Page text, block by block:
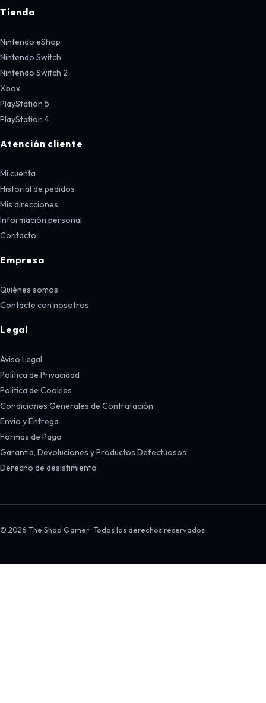
Tienda
Nintendo eShop
Nintendo Switch
Nintendo Switch 2
Xbox
PlayStation 5
PlayStation 4
Atención cliente
Mi cuenta
Historial de pedidos
Mis direcciones
Información personal
Contacto
Empresa
Quiénes somos
Contacte con nosotros
Legal
Aviso Legal
Política de Privacidad
Política de Cookies
Condiciones Generales de Contratación
Envío y Entrega
Formas de Pago
Garantía, Devoluciones y Productos Defectuosos
Derecho de desistimiento
© 2026 The Shop Gamer · Todos los derechos reservados